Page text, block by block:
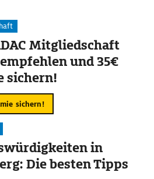
Mitgliedschaft
und 35€
sichern!
sichern!
in
Die besten Tipps